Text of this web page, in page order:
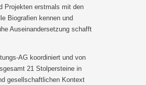
Projekten erstmals mit den
Biografien kennen und
Auseinandersetzung schafft
AG koordiniert und von
21 Stolpersteine in
gesellschaftlichen Kontext